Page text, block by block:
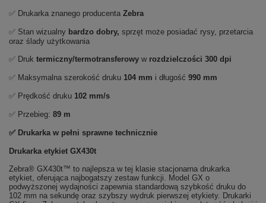
✅ Drukarka znanego producenta Zebra
✅ Stan wizualny bardzo dobry, sprzęt może posiadać rysy, przetarcia
oraz ślady użytkowania
✅ Druk termiczny/termotransferowy w rozdzielczości 300 dpi
✅ Maksymalna szerokość druku 104 mm i długość 990 mm
✅ Prędkość druku 102 mm/s
✅ Przebieg: 89 m
✅ Drukarka w pełni sprawne technicznie
Drukarka etykiet GX430t
Zebra® GX430t™ to najlepsza w tej klasie stacjonarna drukarka
etykiet, oferująca najbogatszy zestaw funkcji. Model GX o
podwyższonej wydajności zapewnia standardową szybkość druku do
102 mm na sekundę oraz szybszy wydruk pierwszej etykiety. Drukarki